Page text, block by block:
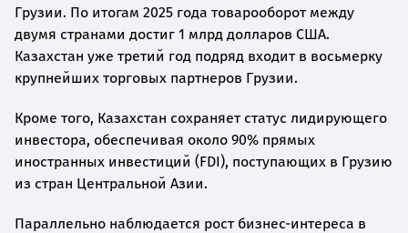
Грузии. По итогам 2025 года товарооборот между
двумя странами достиг 1 млрд долларов США.
Казахстан уже третий год подряд входит в восьмерку
крупнейших торговых партнеров Грузии.
Кроме того, Казахстан сохраняет статус лидирующего
инвестора, обеспечивая около 90% прямых
иностранных инвестиций (FDI), поступающих в Грузию
из стран Центральной Азии.
Параллельно наблюдается рост бизнес-интереса в